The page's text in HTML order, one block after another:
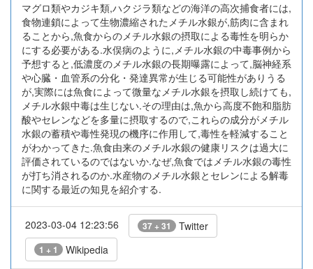
マグロ類やカジキ類,ハクジラ類などの海洋の高次捕食者には,
食物連鎖によって生物濃縮されたメチル水銀が,筋肉に含まれ
ることから,魚食からのメチル水銀の摂取による毒性を明らか
にする必要がある.水俣病のように,メチル水銀の中毒事例から
予想すると,低濃度のメチル水銀の長期曝露によって,脳神経系
や心臓・血管系の分化・発達異常が生じる可能性がありうる
が,実際には魚食によって微量なメチル水銀を摂取し続けても,
メチル水銀中毒は生じない.その理由は,魚から高度不飽和脂肪
酸やセレンなどを多量に摂取するので,これらの成分がメチル
水銀の蓄積や毒性発現の機序に作用して,毒性を軽減すること
がわかってきた.魚食由来のメチル水銀の健康リスクは過大に
評価されているのではないか.なぜ,魚食ではメチル水銀の毒性
が打ち消されるのか.水産物のメチル水銀とセレンによる解毒
に関する最近の知見を紹介する.
2023-03-04 12:23:56 37 + 31 Twitter
1 + 1 Wikipedia